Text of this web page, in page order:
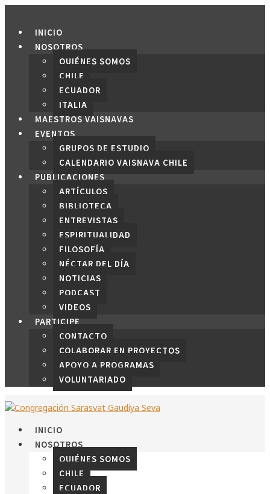
contenidoINICIO
NOSOTROS
QUIÉNES SOMOS
CHILE
ECUADOR
ITALIA
MAESTROS VAISNAVAS
EVENTOS
GRUPOS DE ESTUDIO
CALENDARIO VAISNAVA CHILE
PUBLICACIONES
ARTÍCULOS
BIBLIOTECA
ENTREVISTAS
ESPIRITUALIDAD
FILOSOFÍA
NÉCTAR DEL DÍA
NOTICIAS
PODCAST
VIDEOS
PARTICIPE
CONTACTO
COLABORAR EN PROYECTOS
APOYO A PROGRAMAS
VOLUNTARIADO
INICIO
NOSOTROS
QUIÉNES SOMOS
CHILE
ECUADOR